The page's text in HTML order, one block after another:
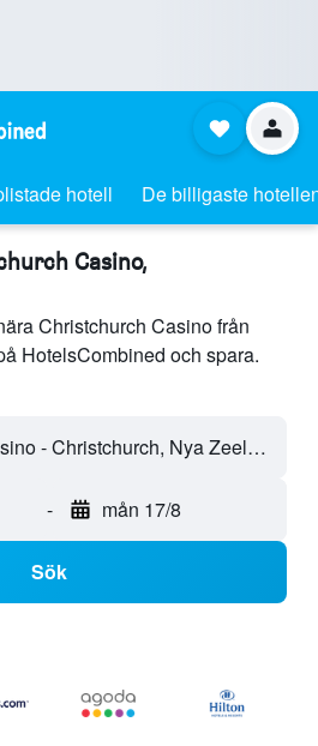
hotell De billigaste
Casino,
Christchurch Casino från
HotelsCombined och spara.
Christchurch Casino - Christchurch, Nya Zeeland
- mån 17/8
Sök